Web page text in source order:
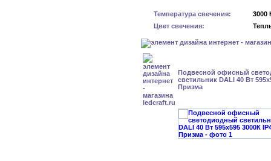
Температура свечения:
3000
Цвет свечения:
Подвесной офисный
светильник DALI 40 Вт
Призма